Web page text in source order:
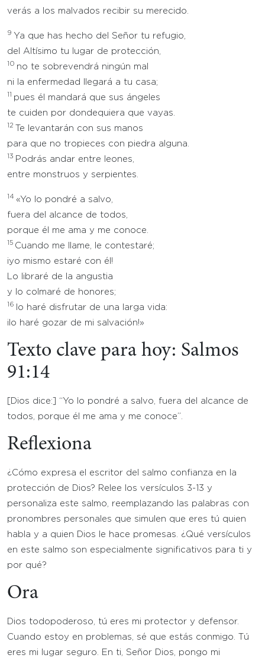
verás a los malvados recibir su merecido.
9 Ya que has hecho del Señor tu refugio,
del Altísimo tu lugar de protección,
10 no te sobrevendrá ningún mal
ni la enfermedad llegará a tu casa;
pues él mandará que sus ángeles
te cuiden por dondequiera que vayas.
12
Te levantarán con sus manos
para que no tropieces con piedra alguna.
13 Podrás andar entre leones,
entre monstruos y serpientes.
14 «Yo lo pondré a salvo,
fuera del alcance de todos,
porque él me ama y me conoce.
15 Cuando me llame, le contestaré;
¡yo mismo estaré con él!
Lo libraré de la angustia
y lo colmaré de honores;
16
lo haré disfrutar de una larga vida:
¡lo haré gozar de mi salvación!»
Texto clave para hoy: Salmos
91:14
[Dios dice:] “Yo lo pondré a salvo, fuera del alcance de
todos, porque él me ama y me conoce”.
Reflexiona
¿Cómo expresa el escritor del salmo confianza en la
protección de Dios? Relee los versículos 3-13 y
personaliza este salmo, reemplazando las palabras con
pronombres personales que simulen que eres tú quien
habla y a quien Dios le hace promesas. ¿Qué versículos
en este salmo son especialmente significativos para ti y
por qué?
Ora
Dios todopoderoso, tú eres mi protector y defensor.
Cuando estoy en problemas, sé que estás conmigo. Tú
eres mi lugar seguro. En ti, Señor Dios, pongo mi